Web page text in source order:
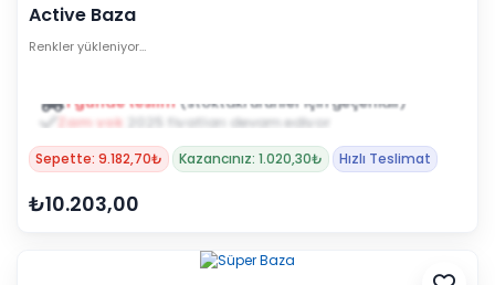
Active Baza
Renkler yükleniyor…
1 günde teslim (stoktaki ürünler için geçerlidir)
Zam yok 2025 fiyatları devam ediyor
Sepette: 9.182,70₺ Kazancınız: 1.020,30₺ Hızlı Teslimat
₺10.203,00